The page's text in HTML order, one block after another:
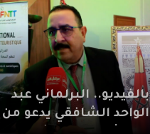
الإيمان
بالفيديو.. البرلماني عبد
الواحد الشافقي يدعو من